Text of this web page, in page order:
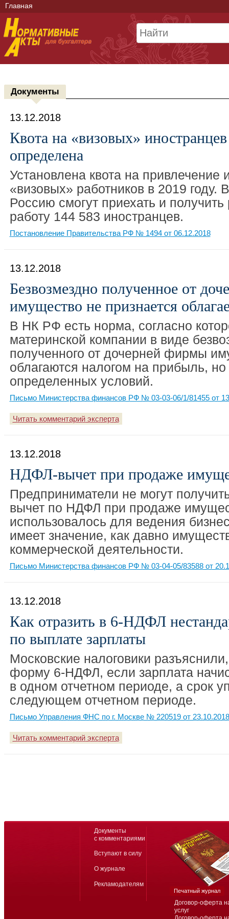
Главная
Документы
13.12.2018
Квота на «визовых»
определена
Установлена квота на привлечение
«визовых» работников в 2019 году.
Россию смогут приехать и
работу 144 583 иностранцев.
Постановление Правительства РФ № 1494 от 06.12.2018
13.12.2018
Безвозмездно полученное от
имущество не признается
В НК РФ есть норма, согласно
материнской компании в виде
полученного от дочерней фирмы
облагаются налогом на прибыль,
определенных условий.
Письмо Министерства финансов РФ № 03-03-06/1/81455 от
Читать комментарий эксперта
13.12.2018
НДФЛ-вычет при продаже
Предприниматели не могут
вычет по НДФЛ при продаже
использовалось для ведения
имеет значение, как давно
коммерческой деятельности.
Письмо Министерства финансов РФ № 03-04-05/83588 от
13.12.2018
Как отразить в 6-НДФЛ
по выплате зарплаты
Московские налоговики
форму 6-НДФЛ, если зарплата
в одном отчетном периоде, а срок
следующем отчетном периоде.
Письмо Управления ФНС по г. Москве № 220519 от 23.10.2018
Читать комментарий эксперта
Договор-оферта
услуг
Документы
с комментариями
Вступают в силу
О журнале
Рекламодателям
Печатный журнал